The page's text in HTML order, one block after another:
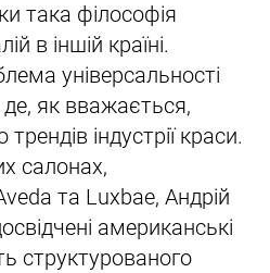
така філософія
в іншій країні.
універсальності
як вважається,
індустрії краси.
салонах,
та Luxbae, Андрій
американські
структурованого